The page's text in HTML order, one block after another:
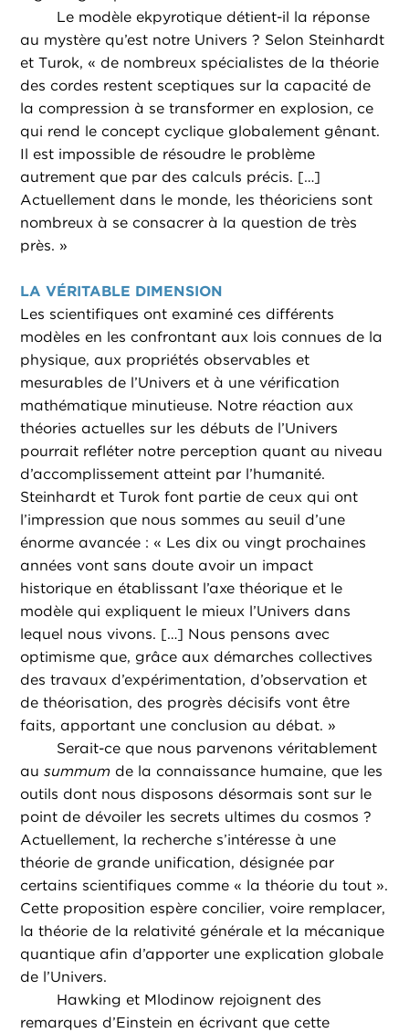
Le modèle ekpyrotique détient-il la réponse
au mystère qu’est notre Univers ? Selon Steinhardt
et Turok, « de nombreux spécialistes de la théorie
des cordes restent sceptiques sur la capacité de
la compression à se transformer en explosion, ce
qui rend le concept cyclique globalement gênant.
Il est impossible de résoudre le problème
autrement que par des calculs précis. […]
Actuellement dans le monde, les théoriciens sont
nombreux à se consacrer à la question de très
près. »
LA VÉRITABLE DIMENSION
Les scientifiques ont examiné ces différents
modèles en les confrontant aux lois connues de la
physique, aux propriétés observables et
mesurables de l’Univers et à une vérification
mathématique minutieuse. Notre réaction aux
théories actuelles sur les débuts de l’Univers
pourrait refléter notre perception quant au niveau
d’accomplissement atteint par l’humanité.
Steinhardt et Turok font partie de ceux qui ont
l’impression que nous sommes au seuil d’une
énorme avancée : « Les dix ou vingt prochaines
années vont sans doute avoir un impact
historique en établissant l’axe théorique et le
modèle qui expliquent le mieux l’Univers dans
lequel nous vivons. […] Nous pensons avec
optimisme que, grâce aux démarches collectives
des travaux d’expérimentation, d’observation et
de théorisation, des progrès décisifs vont être
faits, apportant une conclusion au débat. »
Serait-ce que nous parvenons véritablement
ausummum de la connaissance humaine, que les
outils dont nous disposons désormais sont sur le
point de dévoiler les secrets ultimes du cosmos ?
Actuellement, la recherche s’intéresse à une
théorie de grande unification, désignée par
certains scientifiques comme « la théorie du tout ».
Cette proposition espère concilier, voire remplacer,
la théorie de la relativité générale et la mécanique
quantique afin d’apporter une explication globale
de l’Univers.
Hawking et Mlodinow rejoignent des
remarques d’Einstein en écrivant que cette